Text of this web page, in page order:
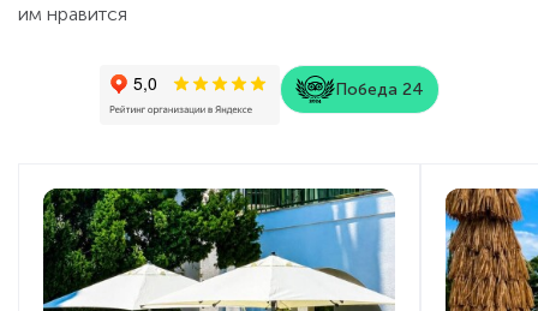
им нравится
Победа 24